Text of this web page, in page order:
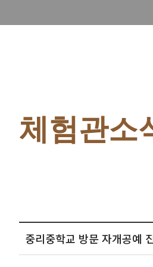
체험관소
중리중학교 방문 자개공예